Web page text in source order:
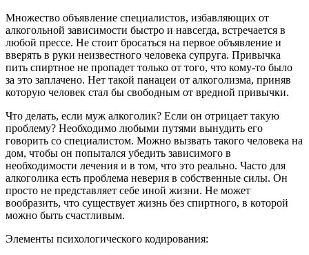
Множество объявление специалистов, избавляющих от
алкогольной зависимости быстро и навсегда, встречается в
любой прессе. Не стоит бросаться на первое объявление и
вверять в руки неизвестного человека супруга. Привычка
пить спиртное не пропадет только от того, что кому-то было
за это заплачено. Нет такой панацеи от алкоголизма, приняв
которую человек стал бы свободным от вредной привычки.
Что делать, если муж алкоголик? Если он отрицает такую
проблему? Необходимо любыми путями вынудить его
говорить со специалистом. Можно вызвать такого человека на
дом, чтобы он попытался убедить зависимого в
необходимости лечения и в том, что это реально. Часто для
алкоголика есть проблема неверия в собственные силы. Он
просто не представляет себе иной жизни. Не может
вообразить, что существует жизнь без спиртного, в которой
можно быть счастливым.
Элементы психологического кодирования: